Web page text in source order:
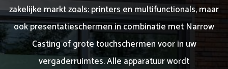
zakelijke markt zoals: printers en multifunctionals, maar
ook presentatieschermen in combinatie met Narrow
Casting of grote touchschermen voor in uw
vergaderruimtes. Alle apparatuur wordt